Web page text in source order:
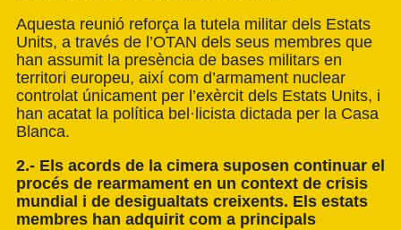
Aquesta reunió reforça la tutela militar dels Estats
Units, a través de l’OTAN dels seus membres que
han assumit la presència de bases militars en
territori europeu, així com d’armament nuclear
controlat únicament per l’exèrcit dels Estats Units, i
han acatat la política bel·licista dictada per la Casa
Blanca.
2.- Els acords de la cimera suposen continuar el
procés de rearmament en un context de crisis
mundial i de desigualtats creixents. Els estats
membres han adquirit com a principals